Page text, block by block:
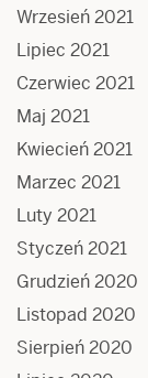
Wrzesień 2021
Lipiec 2021
Czerwiec 2021
Maj 2021
Kwiecień 2021
Marzec 2021
Luty 2021
Styczeń 2021
Grudzień 2020
Listopad 2020
Sierpień 2020